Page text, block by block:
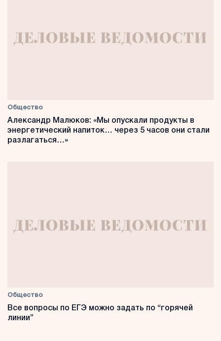
Общество
Александр Малюков: «Мы опускали продукты в
энергетический напиток… через 5 часов они стали
разлагаться…»
Общество
Все вопросы по ЕГЭ можно задать по “горячей
линии”